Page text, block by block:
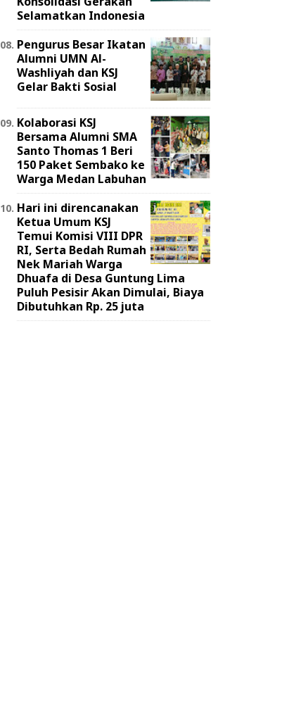
Selamatkan Indonesia
Pengurus Besar Ikatan
Alumni UMN Al-
Washliyah dan KSJ
Gelar Bakti Sosial
Kolaborasi KSJ
Bersama Alumni SMA
Santo Thomas 1 Beri
150 Paket Sembako ke
Warga Medan Labuhan
Hari ini direncanakan
Ketua Umum KSJ
Temui Komisi VIII DPR
RI, Serta Bedah Rumah
Nek Mariah Warga
Dhuafa di Desa Guntung Lima
Puluh Pesisir Akan Dimulai, Biaya
Dibutuhkan Rp. 25 juta